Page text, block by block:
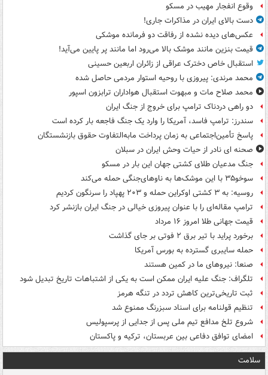
وقوع انفجار مهیب در مسکو
دست بالای ایران در مذاکرات جاری!
عکس‌های دیده نشده از رفاقت دو فرمانده‌ موشکی
قیمت بنزین مانند موشک بالا می‌رود اما مانند پر پایین می‌آید!
استقبال خاص دخترک عراقی از زائران اربعین حسینی
محمد مرندی: پیروزی با روحیه استوار مردمی حاصل شده
محمد صلاح مات و مبهوت استقبال هواداران ترابزون اسپور
دو راهی دردناک ترامپ برای خروج از جنگ ایران
سندرز: ترامپ فاسد، آمریکا را وارد یک جنگ فاجعه بار کرده است
پاسخ تأمین‌اجتماعی به زمان پرداخت مابه‌التفاوت حقوق بازنشستگان
صحنه ای نادر از حیات وحش ایران در سبلان
جنگ مدعیان طلای کشتی جهان این بار در مسکو
سوخو۳۵ با این موشک‌ها به ناوهای‌جنگی حمله می‌کند
روسیه: به ۳ کشتی اوکراین حمله و ۲۰۳ پهپاد را سرنگون کردیم
ترامپ مقاله‌ای را با عنوان پیروزی خیالی در جنگ ایران بازنشر کرد
قیمت جهانی طلا امروز ۱۶ مرداد
برخورد پراید با تیر برق ۲ فوتی بر جای گذاشت
حمله سایبری گسترده به بورس آمریکا
صنعا: نیروهای ما در کمین‌ هستند
تلگراف: جنگ علیه ایران ممکن است به یکی از اشتباهات تاریخ تبدیل شود
ثبت تاریخی‌ترین کاهش تردد در تنگه هرمز
تنظیم قولنامه برای اسناد سبزرنگ ممنوع شد
شروع تلخ مدافع تیم ملی پس از جدایی از پرسپولیس
امضای توافق دفاعی بین عربستان، ترکیه و پاکستان
سلامت